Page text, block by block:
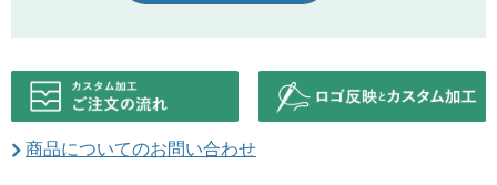
商品についてのお問い合わせ